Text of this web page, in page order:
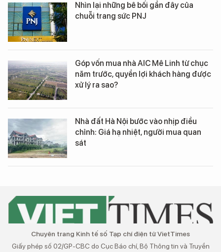
Nhìn lại những bê bối gần đây của
chuỗi trang sức PNJ
Góp vốn mua nhà AIC Mê Linh từ chục
năm trước, quyền lợi khách hàng được
xử lý ra sao?
Nhà đất Hà Nội bước vào nhịp điều
chỉnh: Giá hạ nhiệt, người mua quan
sát
Chuyên trang Kinh tế số Tạp chí điện tử VietTimes
Giấy phép số 02/GP-CBC do Cục Báo chí, Bộ Thông tin và Truyền